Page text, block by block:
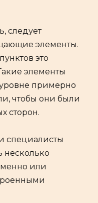
следует
элементы.
это
элементы
примерно
чтобы они были
сторон.
специалисты
несколько
или